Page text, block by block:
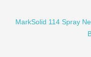
MarkSolid 114 Spray